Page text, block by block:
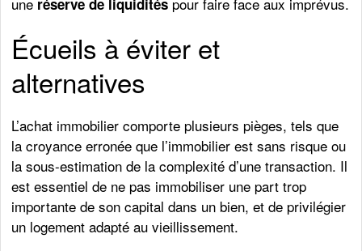
réserve de liquidités
Écueils à éviter et
alternatives
L’achat immobilier comporte plusieurs pièges, tels que
la croyance erronée que l’immobilier est sans risque ou
la sous-estimation de la complexité d’une transaction. Il
est essentiel de ne pas immobiliser une part trop
importante de son capital dans un bien, et de privilégier
un logement adapté au vieillissement.